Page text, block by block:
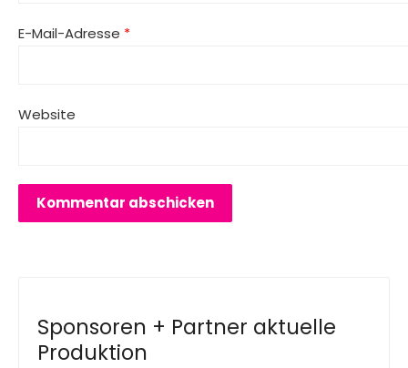
E-Mail-Adresse *
Website
Sponsoren + Partner aktuelle
Produktion